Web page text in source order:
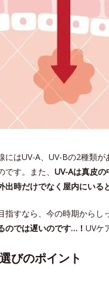
はUV-A、UV-Bの2種類が
す。また、 UV-Aは真皮
時だけでなく屋内にいる
すなら、今の時期からし
のでは遅いのです…！ UVケ
びのポイント